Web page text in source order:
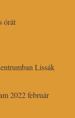
órát
Lissák
2022 február